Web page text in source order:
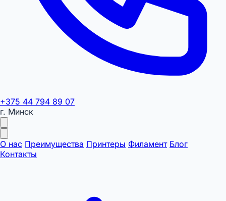
+375 44 794 89 07
г. Минск
О нас Преимущества Принтеры Филамент Блог
Контакты